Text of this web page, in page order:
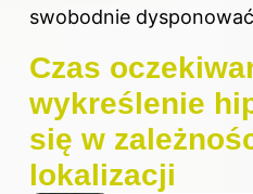
swobodnie
Czas
wykreślenie
się w
lokalizacji